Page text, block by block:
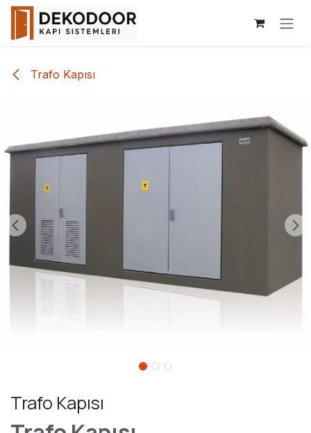
İçereği Atla
Trafo Kapısı
Trafo Kapısı